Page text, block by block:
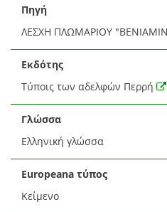
Πηγή
ΛΕΣΧΗ ΠΛΩΜΑΡΙΟΥ
Εκδότης
Τύποις των αδελφών Περρή
Γλώσσα
Ελληνική γλώσσα
Europeana τύπος
Κείμενο